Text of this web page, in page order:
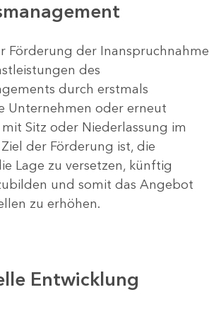
Förderung der Inanspruchnahme
des
durch erstmals
Unternehmen oder erneut
Sitz oder Niederlassung im
Ziel der Förderung ist, die
Lage zu versetzen, künftig
und somit das Angebot
zu erhöhen.
Entwicklung